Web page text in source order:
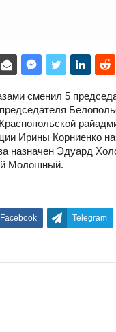
сменил 5
Ирины Корниенко
назначен Эдуард
Молошный.
Facebook Telegram